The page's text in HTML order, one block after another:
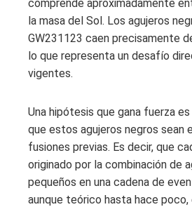
comprende aproximadamente
la masa del Sol. Los agujeros
GW231123 caen precisamente
lo que representa un desafío
vigentes.
Una hipótesis que gana fuerza
que estos agujeros negros sean
fusiones previas. Es decir, que
originado por la combinación de
pequeños en una cadena de
aunque teórico hasta hace poco,